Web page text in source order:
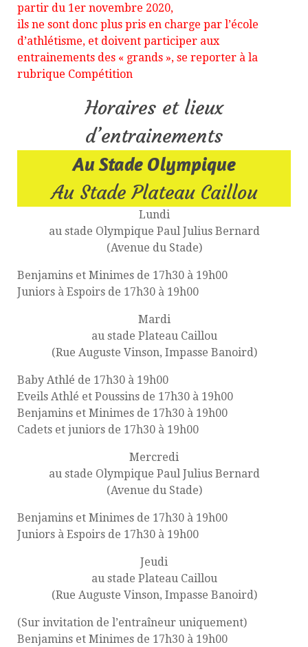
partir du 1er novembre 2020,
ils ne sont donc plus pris en charge par l’école
d’athlétisme, et doivent participer aux
entrainements des « grands », se reporter à la
rubrique Compétition
Horaires et lieux
d’entrainements
Au Stade Olympique
Au Stade Plateau Caillou
Lundi
au stade Olympique Paul Julius Bernard
(Avenue du Stade)
Benjamins et Minimes de 17h30 à 19h00
Juniors à Espoirs de 17h30 à 19h00
Mardi
au stade Plateau Caillou
(Rue Auguste Vinson, Impasse Banoird)
Baby Athlé de 17h30 à 19h00
Eveils Athlé et Poussins de 17h30 à 19h00
Benjamins et Minimes de 17h30 à 19h00
Cadets et juniors de 17h30 à 19h00
Mercredi
au stade Olympique Paul Julius Bernard
(Avenue du Stade)
Benjamins et Minimes de 17h30 à 19h00
Juniors à Espoirs de 17h30 à 19h00
Jeudi
au stade Plateau Caillou
(Rue Auguste Vinson, Impasse Banoird)
(Sur invitation de l’entraîneur uniquement)
Benjamins et Minimes de 17h30 à 19h00